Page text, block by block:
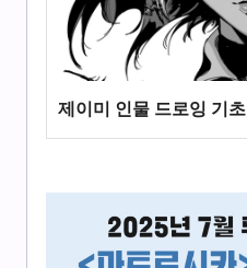
제이미 인물 드로잉 기초